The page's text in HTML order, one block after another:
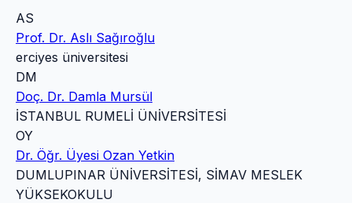
AS
Prof. Dr. Aslı Sağıroğlu
erciyes üniversitesi
DM
Doç. Dr. Damla Mursül
İSTANBUL RUMELİ ÜNİVERSİTESİ
OY
Dr. Öğr. Üyesi Ozan Yetkin
DUMLUPINAR ÜNİVERSİTESİ, SİMAV MESLEK
YÜKSEKOKULU